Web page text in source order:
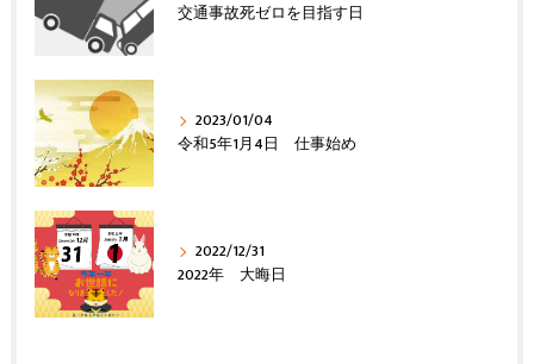
交通事故死ゼロを目指す日
2023/01/04
令和5年1月4日 仕事始め
2022/12/31
2022年 大晦日